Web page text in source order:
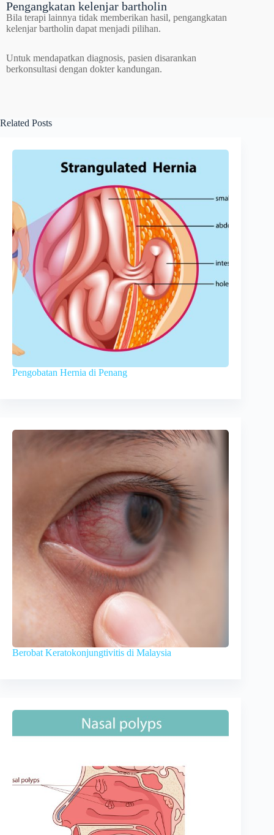
Pengangkatan kelenjar bartholin
Bila terapi lainnya tidak memberikan hasil, pengangkatan
kelenjar bartholin dapat menjadi pilihan.
Untuk mendapatkan diagnosis, pasien disarankan
berkonsultasi dengan dokter kandungan.
Related Posts
Pengobatan Hernia di Penang
Berobat Keratokonjungtivitis di Malaysia